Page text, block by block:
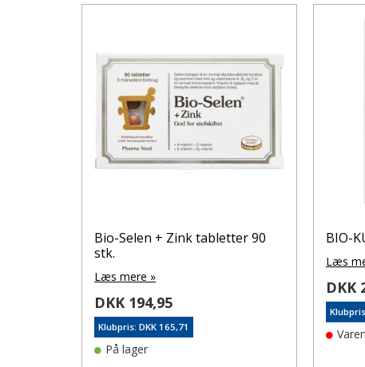
Bio-Selen + Zink tabletter 90
stk.
Læs mere »
DKK 194,95
Klubpris: DKK 165,71
På lager
BIO-
Læs
DKK